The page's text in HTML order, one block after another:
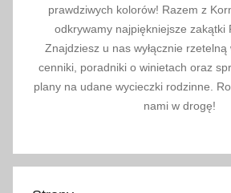
prawdziwych kolorów! Razem z
odkrywamy najpiękniejsze zakątki
Znajdziesz u nas wyłącznie
cenniki, poradniki o winietach oraz
plany na udane wycieczki rodzinne.
nami w drogę!